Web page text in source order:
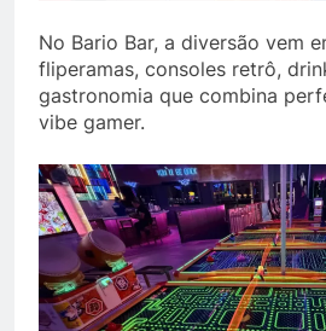
No Bario Bar, a diversão vem
fliperamas, consoles retrô,
gastronomia que combina
vibe gamer.